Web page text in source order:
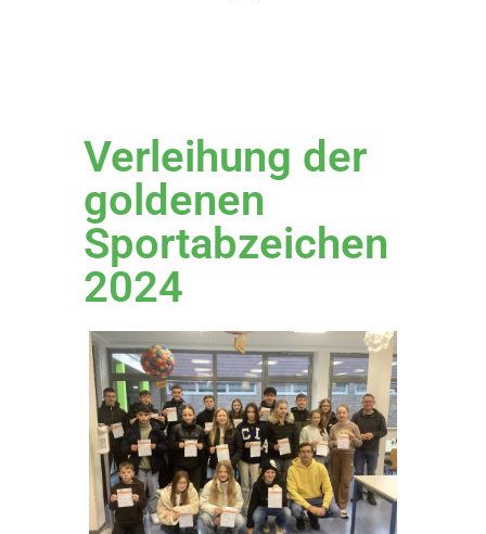
Verleihung der
goldenen
Sportabzeichen
2024